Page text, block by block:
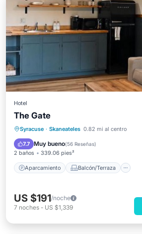
Hotel
The Gate
Syracuse · Skaneateles 0.82 mi al centro
7.7 Muy bueno(56 Reseñas)
2 baños 339.06 pies²
Aparcamiento Balcón/Terraza
Aparcamiento
Balcón/Terraza
Aire acondicionado
US $191/noche
7 noches - US $1,339